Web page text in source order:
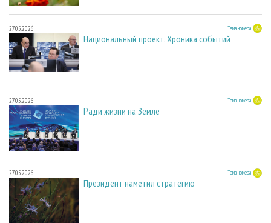
27.05.2026 Тема номера
Национальный проект. Хроника событий
27.05.2026 Тема номера
Ради жизни на Земле
27.05.2026 Тема номера
Президент наметил стратегию